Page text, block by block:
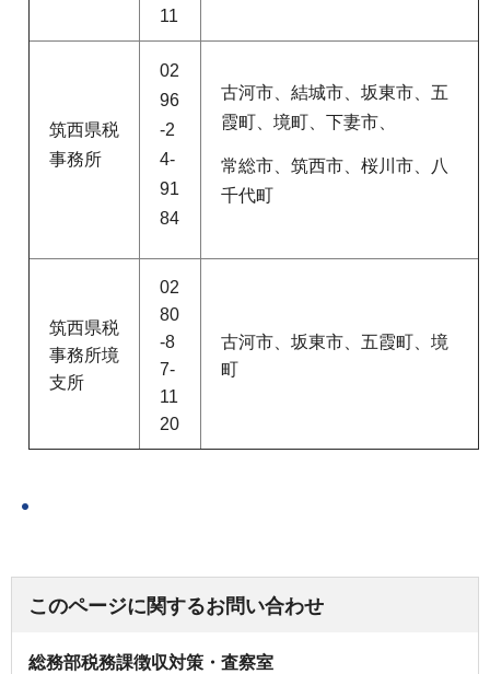
11
筑西県税
事務所
02
96
-2
4-
91
84
古河市、結城市、坂東市、五
霞町、境町、下妻市、
常総市、筑西市、桜川市、八
千代町
筑西県税
事務所境
支所
02
80
-8
7-
11
20
古河市、坂東市、五霞町、境
町
このページに関するお問い合わせ
総務部税務課徴収対策・査察室